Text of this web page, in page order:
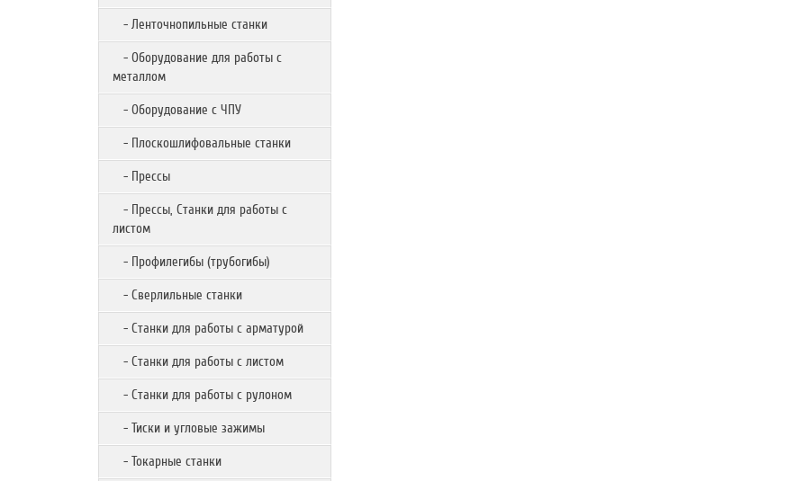
- Ленточнопильные станки
- Оборудование для работы с
металлом
- Оборудование с ЧПУ
- Плоскошлифовальные станки
- Прессы
- Прессы, Станки для работы с
листом
- Профилегибы (трубогибы)
- Сверлильные станки
- Станки для работы с арматурой
- Станки для работы с листом
- Станки для работы с рулоном
- Тиски и угловые зажимы
- Токарные станки